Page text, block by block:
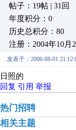
帖子：19帖 | 31回
年度积分：0
历史总积分：80
注册：2004年10月
发表于：2006-08-01
日照的
回复 引用 举报
热门招聘
相关主题